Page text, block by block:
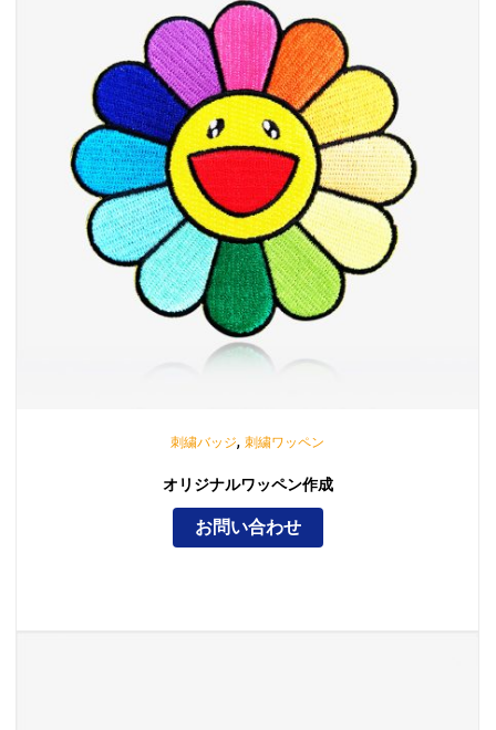
刺繍バッジ, 刺繍ワッペン
オリジナルワッペン作成
お問い合わせ